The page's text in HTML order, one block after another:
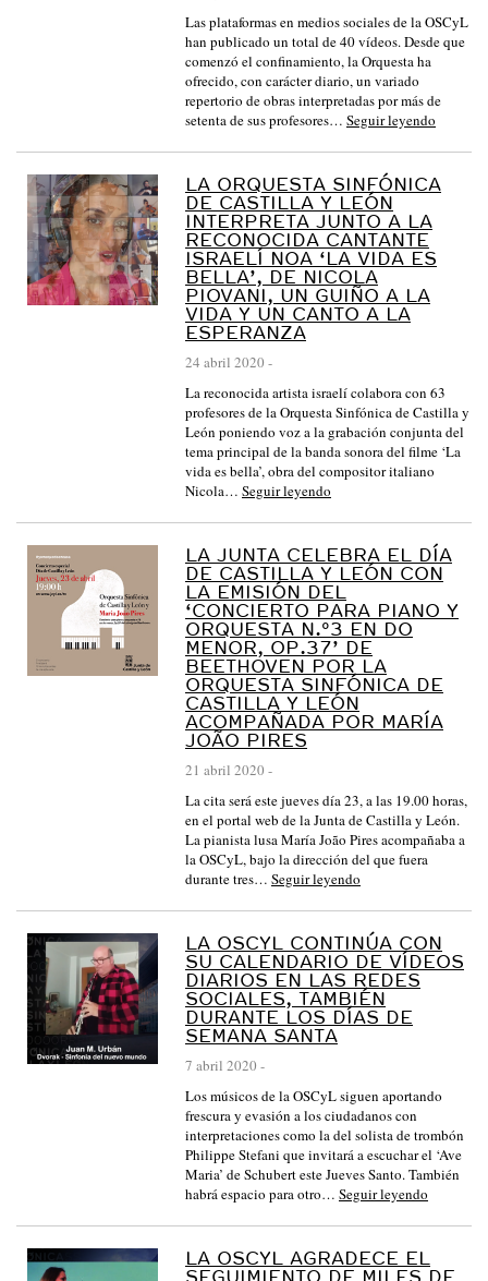
Las plataformas en medios sociales de la OSCyL
han publicado un total de 40 vídeos. Desde que
comenzó el confinamiento, la Orquesta ha
ofrecido, con carácter diario, un variado
repertorio de obras interpretadas por más de
setenta de sus profesores… Seguir leyendo
LA ORQUESTA SINFÓNICA
DE CASTILLA Y LEÓN
INTERPRETA JUNTO A LA
RECONOCIDA CANTANTE
ISRAELÍ NOA ‘LA VIDA ES
BELLA’, DE NICOLA
PIOVANI, UN GUIÑO A LA
VIDA Y UN CANTO A LA
ESPERANZA
24 abril 2020 -
La reconocida artista israelí colabora con 63
profesores de la Orquesta Sinfónica de Castilla y
León poniendo voz a la grabación conjunta del
tema principal de la banda sonora del filme ‘La
vida es bella’, obra del compositor italiano
Nicola… Seguir leyendo
LA JUNTA CELEBRA EL DÍA
DE CASTILLA Y LEÓN CON
LA EMISIÓN DEL
‘CONCIERTO PARA PIANO Y
ORQUESTA N.º3 EN DO
MENOR, OP.37’ DE
BEETHOVEN POR LA
ORQUESTA SINFÓNICA DE
CASTILLA Y LEÓN
ACOMPAÑADA POR MARÍA
JOÃO PIRES
21 abril 2020 -
La cita será este jueves día 23, a las 19.00 horas,
en el portal web de la Junta de Castilla y León.
La pianista lusa María João Pires acompañaba a
la OSCyL, bajo la dirección del que fuera
durante tres… Seguir leyendo
LA OSCYL CONTINÚA CON
SU CALENDARIO DE VÍDEOS
DIARIOS EN LAS REDES
SOCIALES, TAMBIÉN
DURANTE LOS DÍAS DE
SEMANA SANTA
7 abril 2020 -
Los músicos de la OSCyL siguen aportando
frescura y evasión a los ciudadanos con
interpretaciones como la del solista de trombón
Philippe Stefani que invitará a escuchar el ‘Ave
Maria’ de Schubert este Jueves Santo. También
habrá espacio para otro… Seguir leyendo
LA OSCYL AGRADECE EL
SEGUIMIENTO DE MILES DE